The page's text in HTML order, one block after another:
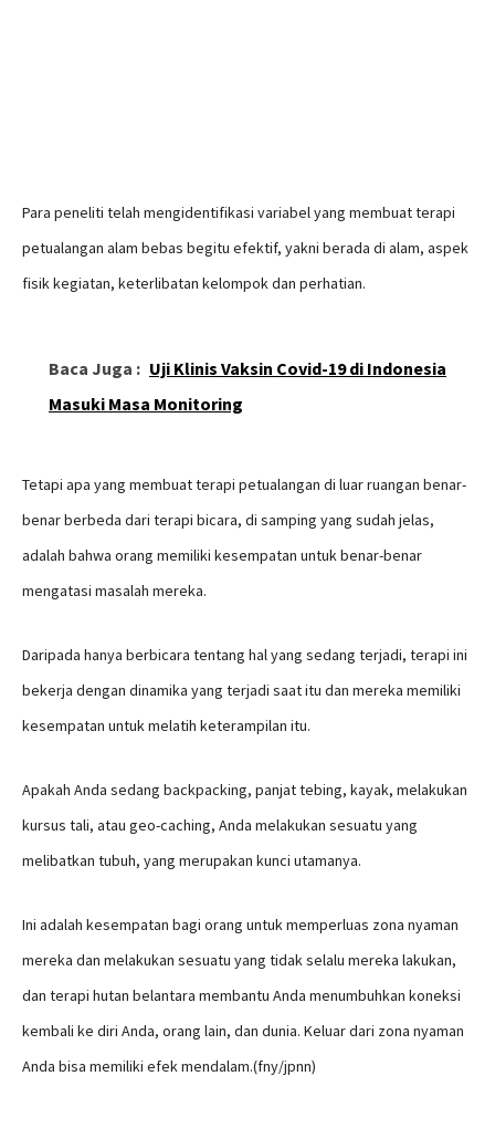
Para peneliti telah mengidentifikasi variabel yang membuat terapi
petualangan alam bebas begitu efektif, yakni berada di alam, aspek
fisik kegiatan, keterlibatan kelompok dan perhatian.
Baca Juga : Uji Klinis Vaksin Covid-19 di Indonesia
Masuki Masa Monitoring
Tetapi apa yang membuat terapi petualangan di luar ruangan benar-
benar berbeda dari terapi bicara, di samping yang sudah jelas,
adalah bahwa orang memiliki kesempatan untuk benar-benar
mengatasi masalah mereka.
Daripada hanya berbicara tentang hal yang sedang terjadi, terapi ini
bekerja dengan dinamika yang terjadi saat itu dan mereka memiliki
kesempatan untuk melatih keterampilan itu.
Apakah Anda sedang backpacking, panjat tebing, kayak, melakukan
kursus tali, atau geo-caching, Anda melakukan sesuatu yang
melibatkan tubuh, yang merupakan kunci utamanya.
Ini adalah kesempatan bagi orang untuk memperluas zona nyaman
mereka dan melakukan sesuatu yang tidak selalu mereka lakukan,
dan terapi hutan belantara membantu Anda menumbuhkan koneksi
kembali ke diri Anda, orang lain, dan dunia. Keluar dari zona nyaman
Anda bisa memiliki efek mendalam.(fny/jpnn)